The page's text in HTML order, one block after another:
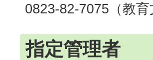
0823-82-7075（教
指定管理者